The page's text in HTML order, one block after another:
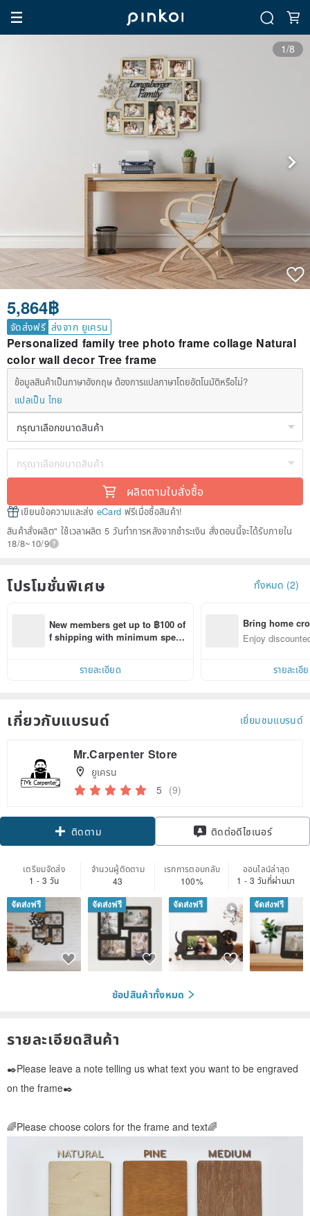
1/8
5,864฿
จัดส่งฟรี ส่งจาก ยูเครน
Personalized family tree photo frame collage Natural
color wall decor Tree frame
ข้อมูลสินค้าเป็นภาษาอังกฤษ ต้องการแปลภาษาโดยอัตโนมัติหรือไม่?
แปลเป็น ไทย
ผลิตตามใบสั่งซื้อ
เขียนข้อความและส่ง eCard ฟรีเมื่อซื้อสินค้า!
สินค้าสั่งผลิต" ใช้เวลาผลิต 5 วันทำการหลังจากชำระเงิน สั่งตอนนี้จะได้รับภายใน
18/8~10/9
โปรโมชั่นพิเศษ ทั้งหมด (2)
New members get up to ฿100 of
f shipping with minimum spen
รายละเอียด
Bring home
n with ease
Enjoy
รายละเอี
เกี่ยวกับแบรนด์ เยี่ยมชมแบรนด์
Mr.Carpenter Store
ยูเครน
5 (9)
ติดตาม ติดต่อดีไซเนอร์
เตรียมจัดส่ง
1 - 3 วัน
จำนวนผู้ติดตาม
43
เรทการตอบกลับ
100%
ออนไลน์ล่าสุด
1 - 3 วันที่ผ่านมา
จัดส่งฟรี จัดส่งฟรี จัดส่งฟรี จัดส่งฟรี
ช้อปสินค้าทั้งหมด
รายละเอียดสินค้า
✒️Please leave a note telling us what text you want to be engraved
on the frame✒️
🌈Please choose colors for the frame and text🌈